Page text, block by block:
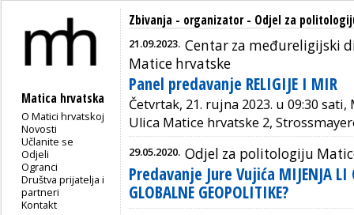
Matica hrvatska
O Matici hrvatskoj
Novosti
Učlanite se
Odjeli
Ogranci
Društva prijatelja i
partneri
Kontakt
Zbivanja - organizator - Odjel za
21.09.2023. Centar za međureligijski
Matice hrvatske
Panel predavanje RELIGIJE I MIR
Četvrtak, 21. rujna 2023. u 09:30
Ulica Matice hrvatske 2,
29.05.2020. Odjel za politologiju
Predavanje Jure Vujića MIJENJA LI
GLOBALNE GEOPOLITIKE?